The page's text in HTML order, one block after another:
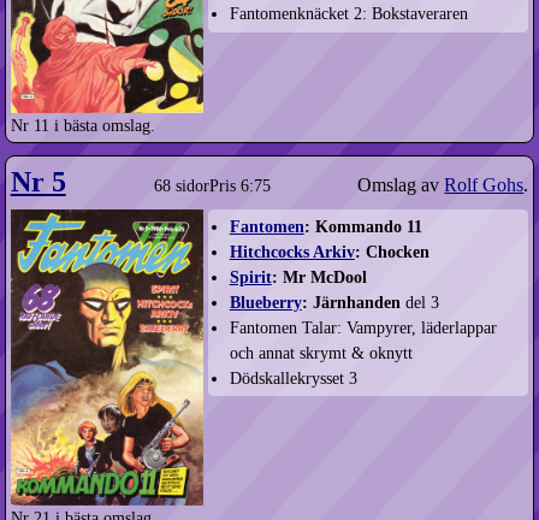
Nr 11 i bästa omslag.
Fantomenknäcket 2: Bokstaveraren
Nr 5 68 sidorPris 6:75 Omslag avRolf Gohs.
Fantomen: Kommando 11
Hitchcocks Arkiv: Chocken
Spirit: Mr McDool
Blueberry: Järnhanden del 3
Fantomen Talar: Vampyrer, läderlappar
och annat skrymt & oknytt
Dödskallekrysset 3